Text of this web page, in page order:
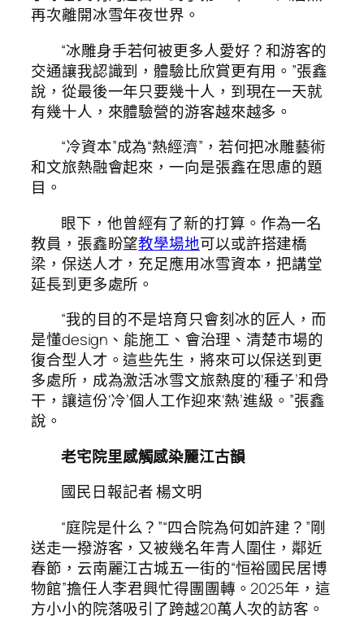
再次離開冰雪年夜世界。
“冰雕身手若何被更多人愛好？和游客的
交通讓我認識到，體驗比欣賞更有用。”張鑫
說，從最後一年只要幾十人，到現在一天就
有幾十人，來體驗營的游客越來越多。
“冷資本”成為“熱經濟”，若何把冰雕藝術
和文旅熱融會起來，一向是張鑫在思慮的題
目。
眼下，他曾經有了新的打算。作為一名
教員，張鑫盼望教學場地可以或許搭建橋
梁，保送人才，充足應用冰雪資本，把講堂
延長到更多處所。
“我的目的不是培育只會刻冰的匠人，而
是懂design、能施工、會治理、清楚市場的
復合型人才。這些先生，將來可以保送到更
多處所，成為激活冰雪文旅熱度的‘種子’和骨
干，讓這份‘冷’個人工作迎來‘熱’進級。”張鑫
說。
老宅院里感觸感染麗江古韻
國民日報記者 楊文明
“庭院是什么？”“四合院為何如許建？”剛
送走一撥游客，又被幾名年青人圍住，鄰近
春節，云南麗江古城五一街的“恒裕國民居博
物館”擔任人李君興忙得團團轉。2025年，這
方小小的院落吸引了跨越20萬人次的訪客。